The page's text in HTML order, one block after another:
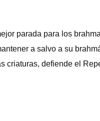
parada para los
a salvo a su
criaturas, defiende el